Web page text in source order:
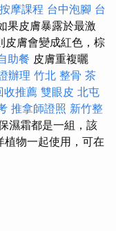
按摩課程 台中泡腳 台
果皮膚暴露於最激
皮膚會變成紅色，棕
助餐 皮膚重複曬
辦理 竹北 整骨 茶
收推薦 雙眼皮 北屯
推拿師證照 新竹整
濕霜都是一組，該
物一起使用，可在